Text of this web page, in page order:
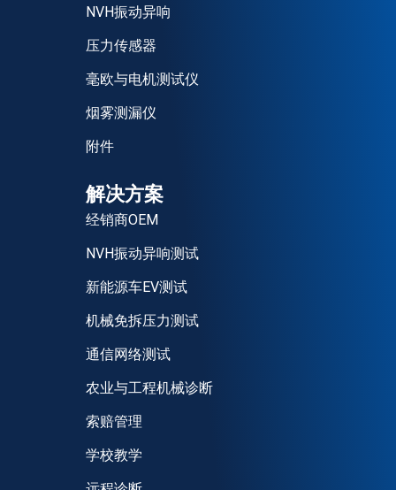
NVH振动异响
压力传感器
毫欧与电机测试仪
烟雾测漏仪
附件
解决方案
经销商OEM
NVH振动异响测试
新能源车EV测试
机械免拆压力测试
通信网络测试
农业与工程机械诊断
索赔管理
学校教学